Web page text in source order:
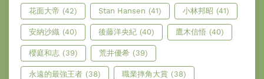
花面大帝 (42) Stan Hansen (41) 小林邦昭 (41)
安納沙織 (40) 後藤洋央紀 (40) 鷹木信悟 (40)
櫻庭和志 (39) 荒井優希 (39)
永遠的最強王者 (38) 職業摔角大賞 (38)